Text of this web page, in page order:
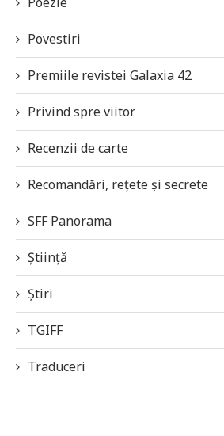
Povestiri
Premiile revistei Galaxia 42
Privind spre viitor
Recenzii de carte
Recomandări, rețete și secrete
SFF Panorama
Știință
Știri
TGIFF
Traduceri